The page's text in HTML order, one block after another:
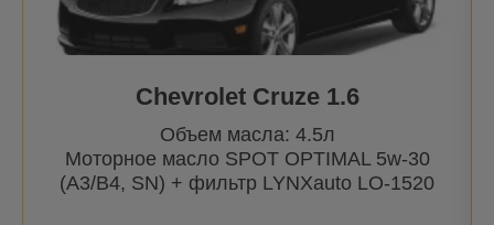
Chevrolet Cruze 1.6
Объем масла: 4.5л
Моторное масло SPOT OPTIMAL 5w-30
(A3/B4, SN) + фильтр LYNXauto LO-1520